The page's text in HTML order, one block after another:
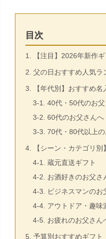
目次
1. 【注目】2026年新作ギ
2. 父の日おすすめ人気ラ
3. 【年代別】おすすめ名
3-1. 40代・50代のお
3-2. 60代のお父さんへ
3-3. 70代・80代以上
4. 【シーン・カテゴリ別
4-1. 蔵元直送ギフト
4-2. お酒好きのお父さ
4-3. ビジネスマンのお
4-4. アウトドア・趣味
4-5. お疲れのお父さん
5. 予算別おすすめギフト